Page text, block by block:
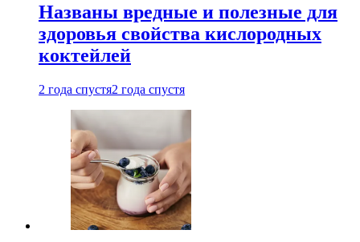
Названы вредные и полезные для
здоровья свойства кислородных
коктейлей
2 года спустя2 года спустя